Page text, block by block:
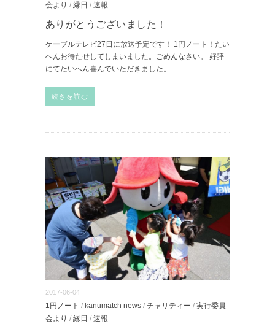
会より / 縁日 / 速報
ありがとうございました！
ケーブルテレビ27日に放送予定です！ 1円ノート！たい
へんお待たせしてしまいました。ごめんなさい。 好評
にてたいへん喜んでいただきました。 ...
続きを読む
2017-06-04
1円ノート / kanumatch news / チャリティー / 実行委員
会より / 縁日 / 速報